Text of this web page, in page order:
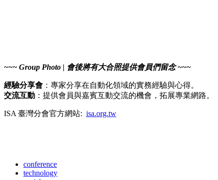
~~~ Group Photo | 會後將有大合照提供會員們留念 ~~~
經驗分享會 ：專家分享在自動化領域的實務經驗與心得。
交流互動 ：提供會員與嘉賓互動交流的機會，拓展專業網路。
ISA 臺灣分會官方網站: isa.org.tw
conference
technology